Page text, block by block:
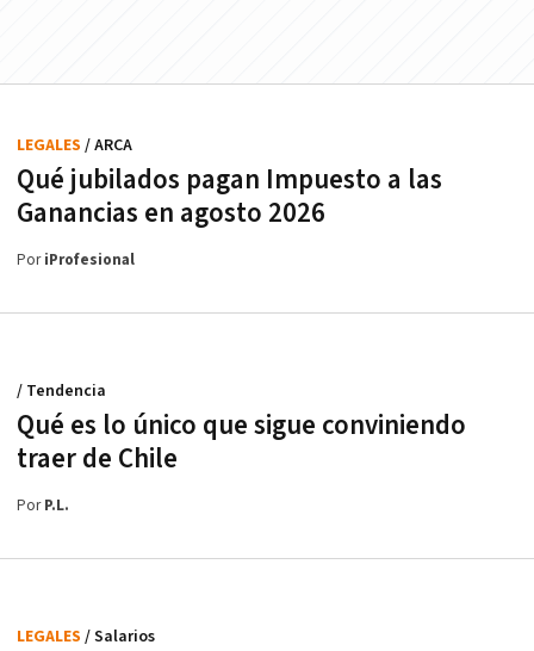
Qué jubilados pagan Impuesto a las
Ganancias en agosto 2026
LEGALES / ARCA
PoriProfesional
Qué es lo único que sigue conviniendo
traer de Chile
/ Tendencia
PorP.L.
LEGALES / Salarios